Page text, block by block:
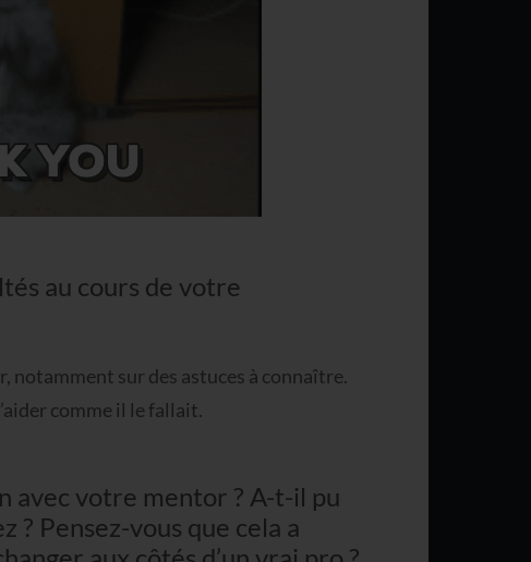
au cours de votre
notamment sur des astuces à connaître.
comme il le fallait.
avec votre mentor ? A-t-il pu
? Pensez-vous que cela a